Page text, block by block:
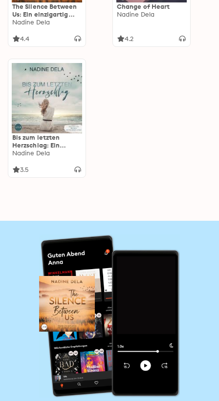
The Silence Between
Us: Ein einzigartig
spannender
Nadine Dela
4.4
Change of Heart
Nadine Dela
4.2
Bis zum letzten
Herzschlag: Ein
spannender
überraschenden
Nadine Dela
3.5